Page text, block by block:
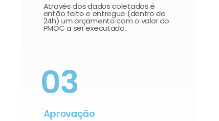
Através dos dados coletados é
então feito e entregue (dentro de
24h) um orçamento com o valor do
PMOC a ser executado.
03
Aprovação